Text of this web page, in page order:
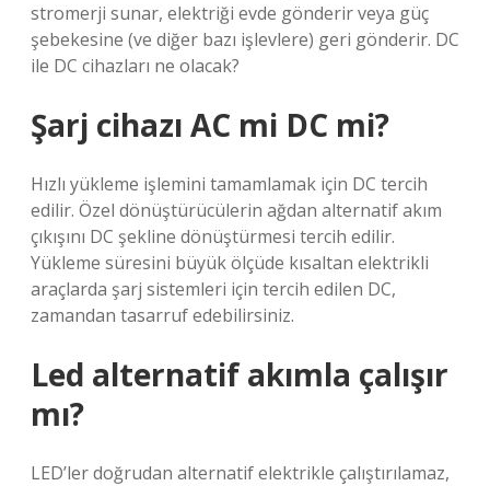
stromerji sunar, elektriği evde gönderir veya güç
şebekesine (ve diğer bazı işlevlere) geri gönderir. DC
ile DC cihazları ne olacak?
Şarj cihazı AC mi DC mi?
Hızlı yükleme işlemini tamamlamak için DC tercih
edilir. Özel dönüştürücülerin ağdan alternatif akım
çıkışını DC şekline dönüştürmesi tercih edilir.
Yükleme süresini büyük ölçüde kısaltan elektrikli
araçlarda şarj sistemleri için tercih edilen DC,
zamandan tasarruf edebilirsiniz.
Led alternatif akımla çalışır
mı?
LED’ler doğrudan alternatif elektrikle çalıştırılamaz,